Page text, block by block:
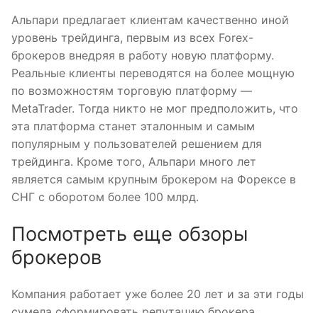
Альпари предлагает клиентам качественно иной
уровень трейдинга, первым из всех Forex-
брокеров внедряя в работу новую платформу.
Реальные клиенты переводятся на более мощную
по возможностям торговую платформу —
MetaTrader. Тогда никто не мог предположить, что
эта платформа станет эталонным и самым
популярным у пользователей решением для
трейдинга. Кроме того, Альпари много лет
является самым крупным брокером на Форексе в
СНГ с оборотом более 100 млрд.
Посмотреть еще обзоры
брокеров
Компания работает уже более 20 лет и за эти годы